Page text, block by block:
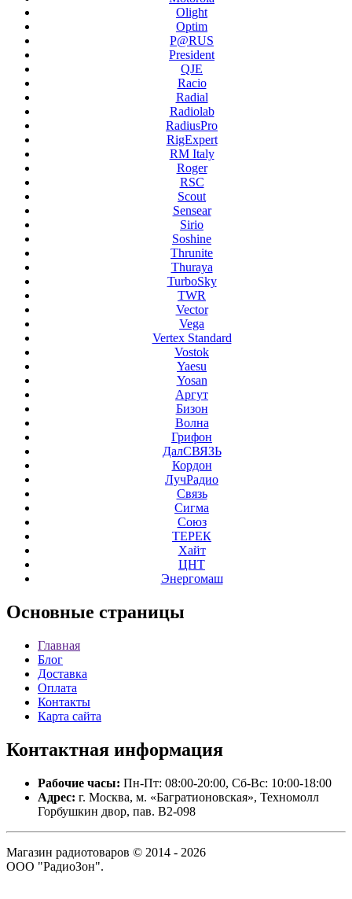
Olight
Optim
P@RUS
President
QJE
Racio
Radial
Radiolab
RadiusPro
RigExpert
RM Italy
Roger
RSC
Scout
Sensear
Sirio
Soshine
Thrunite
Thuraya
TurboSky
TWR
Vector
Vega
Vertex Standard
Vostok
Yaesu
Yosan
Аргут
Бизон
Волна
Грифон
ДалСВЯЗЬ
Кордон
ЛучРадио
Связь
Сигма
Союз
ТЕРЕК
Хайт
ЦНТ
Энергомаш
Основные страницы
Главная
Блог
Доставка
Оплата
Контакты
Карта сайта
Контактная информация
Рабочие часы: Пн-Пт: 08:00-20:00, Сб-Вс: 10:00-18:00
Адрес: г. Москва, м. «Багратионовская», Техномолл
Горбушкин двор, пав. B2-098
Магазин радиотоваров © 2014 - 2026
ООО "РадиоЗон".